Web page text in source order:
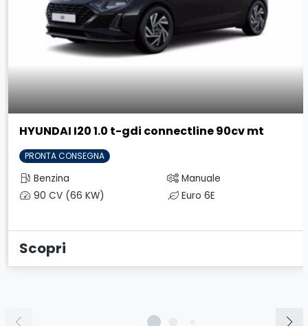
HYUNDAI I20 1.0 t-gdi connectline 90cv mt
PRONTA CONSEGNA
Benzina
Manuale
90 CV (66 KW)
Euro 6E
Scopri